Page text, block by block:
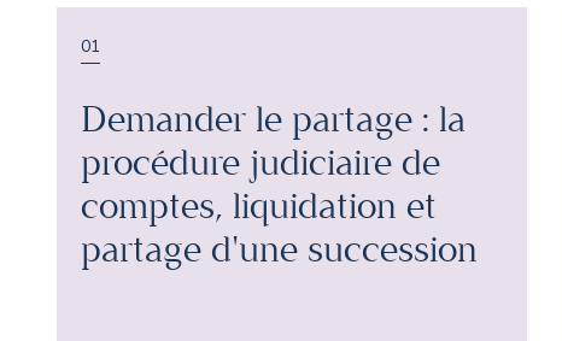
01
Demander le partage : la
procédure judiciaire de
comptes, liquidation et
partage d'une succession